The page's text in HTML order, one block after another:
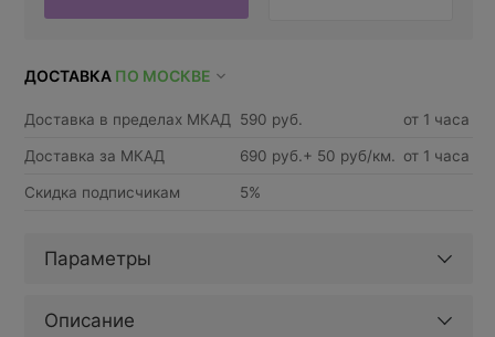
ДОСТАВКА ПО МОСКВЕ
Доставка в пределах МКАД 590 руб. от 1 часа
Доставка за МКАД 690 руб.+ 50 руб/км. от 1 часа
Скидка подписчикам 5%
Параметры
Описание